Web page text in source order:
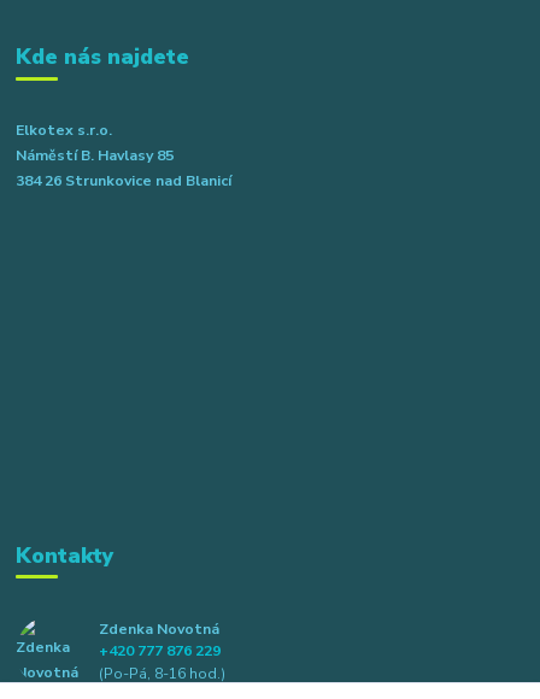
Kde nás najdete
Elkotex s.r.o.
Náměstí B. Havlasy 85
384 26 Strunkovice nad Blanicí
Kontakty
Zdenka Novotná
+420 777 876 229
(Po-Pá, 8-16 hod.)